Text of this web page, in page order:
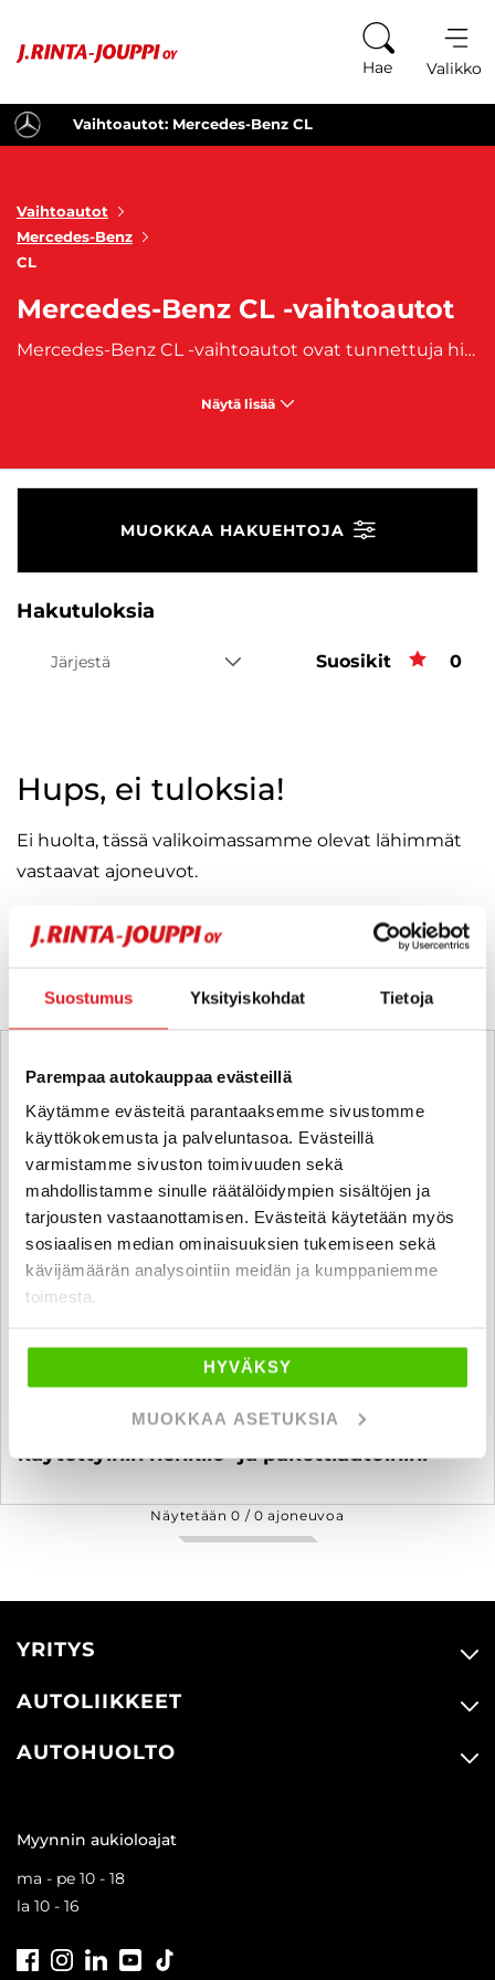
Suostumus Yksityiskohdat Tietoja
Parempaa autokauppaa evästeillä
Käytämme evästeitä parantaaksemme sivustomme
käyttökokemusta ja palveluntasoa. Evästeillä
varmistamme sivuston toimivuuden sekä
mahdollistamme sinulle räätälöidympien sisältöjen ja
tarjousten vastaanottamisen. Evästeitä käytetään myös
sosiaalisen median ominaisuuksien tukemiseen sekä
kävijämäärän analysointiin meidän ja kumppaniemme
toimesta.
HYVÄKSY
MUOKKAA ASETUKSIA
Hae Valikko
Vaihtoautot: Mercedes-Benz CL
Vaihtoautot
Mercedes-Benz
CL
Mercedes-Benz CL -vaihtoautot
Mercedes-Benz CL -vaihtoautot ovat tunnettuja hienostuneesta muotoilusta, korkeasta laadusta ja vaikuttavasta suorituskyvystä. Mercedes-Benz CL -vaihtoautot ovat erityisesti suunniteltu niille, jotka arvostavat mukavuutta ja huipputason teknologiaa yhdistettynä urheilulliseen ajokokemukseen. Nämä autot tarjoavat poikkeuksellisen ajomukavuuden ja hiljaisen matkanteon, joka on saavutettu huippuluokan eristysmateriaaleilla ja tarkkaan suunnitellulla alustarakenteella.
Näytä lisää
MUOKKAA HAKUEHTOJA
Hakutuloksia
Järjestä Suosikit 0
Hups, ei tuloksia!
Ei huolta, tässä valikoimassamme olevat lähimmät
vastaavat ajoneuvot.
KATSO VASTAAVANLAISET AUTOT
6 kk koroton ja kuluton maksuaika
käytettyihin henkilö- ja pakettiautoihin!
Näytetään0 /0 ajoneuvoa
YRITYS
AUTOLIIKKEET
AUTOHUOLTO
Myynnin aukioloajat
ma - pe 10 - 18
la 10 - 16
FacebookInstagramLinkedInYoutube